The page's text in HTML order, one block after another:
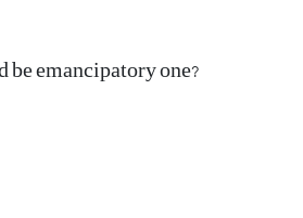
emancipatory one?